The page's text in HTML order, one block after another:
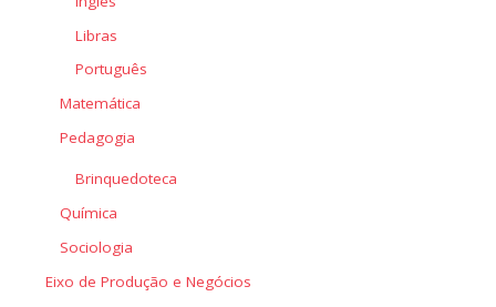
Libras
Português
Matemática
Pedagogia
Brinquedoteca
Química
Sociologia
Eixo de Produção e Negócios